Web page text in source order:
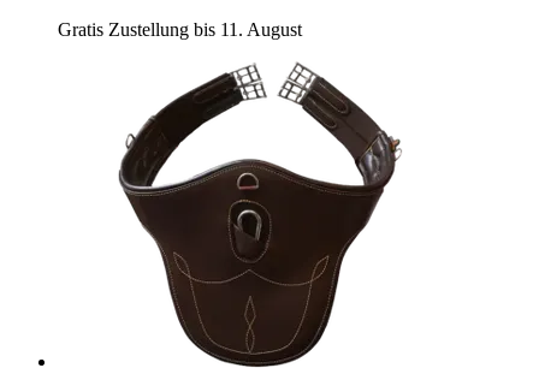
Gratis Zustellung bis 11. August